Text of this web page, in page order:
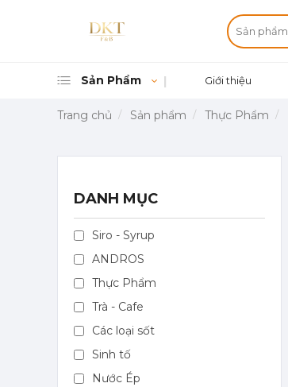
Sản Phẩm Giới thiệu
Trang chủ Sản phẩm Thực Phẩm
DANH MỤC
Siro - Syrup
ANDROS
Thực Phẩm
Trà - Cafe
Các loại sốt
Sinh tố
Nước Ép